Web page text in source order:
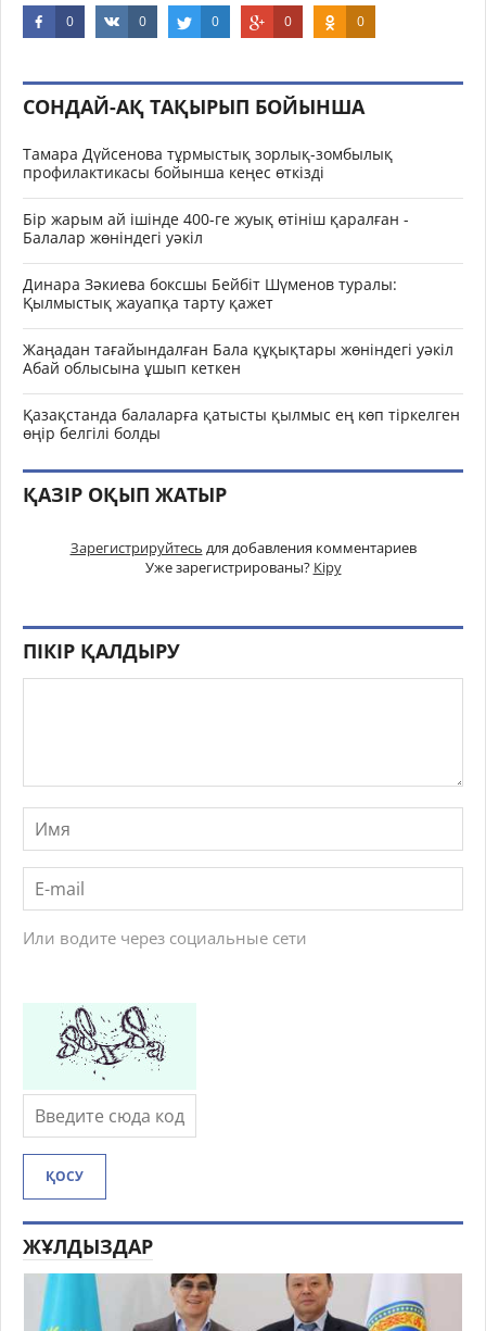
0 0 0 0 0
СОНДАЙ-АҚ ТАҚЫРЫП БОЙЫНША
Тамара Дүйсенова тұрмыстық зорлық-зомбылық
профилактикасы бойынша кеңес өткізді
Бір жарым ай ішінде 400-ге жуық өтініш қаралған -
Балалар жөніндегі уәкіл
Динара Зәкиева боксшы Бейбіт Шүменов туралы:
Қылмыстық жауапқа тарту қажет
Жаңадан тағайындалған Бала құқықтары жөніндегі уәкіл
Абай облысына ұшып кеткен
Қазақстанда балаларға қатысты қылмыс ең көп тіркелген
өңір белгілі болды
ҚАЗІР ОҚЫП ЖАТЫР
Зарегистрируйтесь для добавления комментариев
Уже зарегистрированы? Кіру
ПІКІР ҚАЛДЫРУ
Или водите через социальные сети
ҚОСУ
ЖҰЛДЫЗДАР